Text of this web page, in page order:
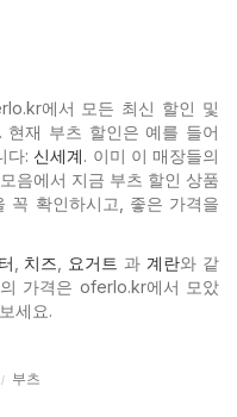
에서 모든 최신 할인 및
현재 부츠 할인은 예를 들어
다: 신세계. 이미 이 매장들의
음에서 지금 부츠 할인 상품
꼭 확인하시고, 좋은 가격을
치즈 요거트 과 계란와 같
가격은 oferlo.kr에서 모았
세요.
부츠